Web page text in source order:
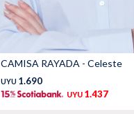
CAMISA RAYADA - Celeste
UYU 1.690
UYU 1.437